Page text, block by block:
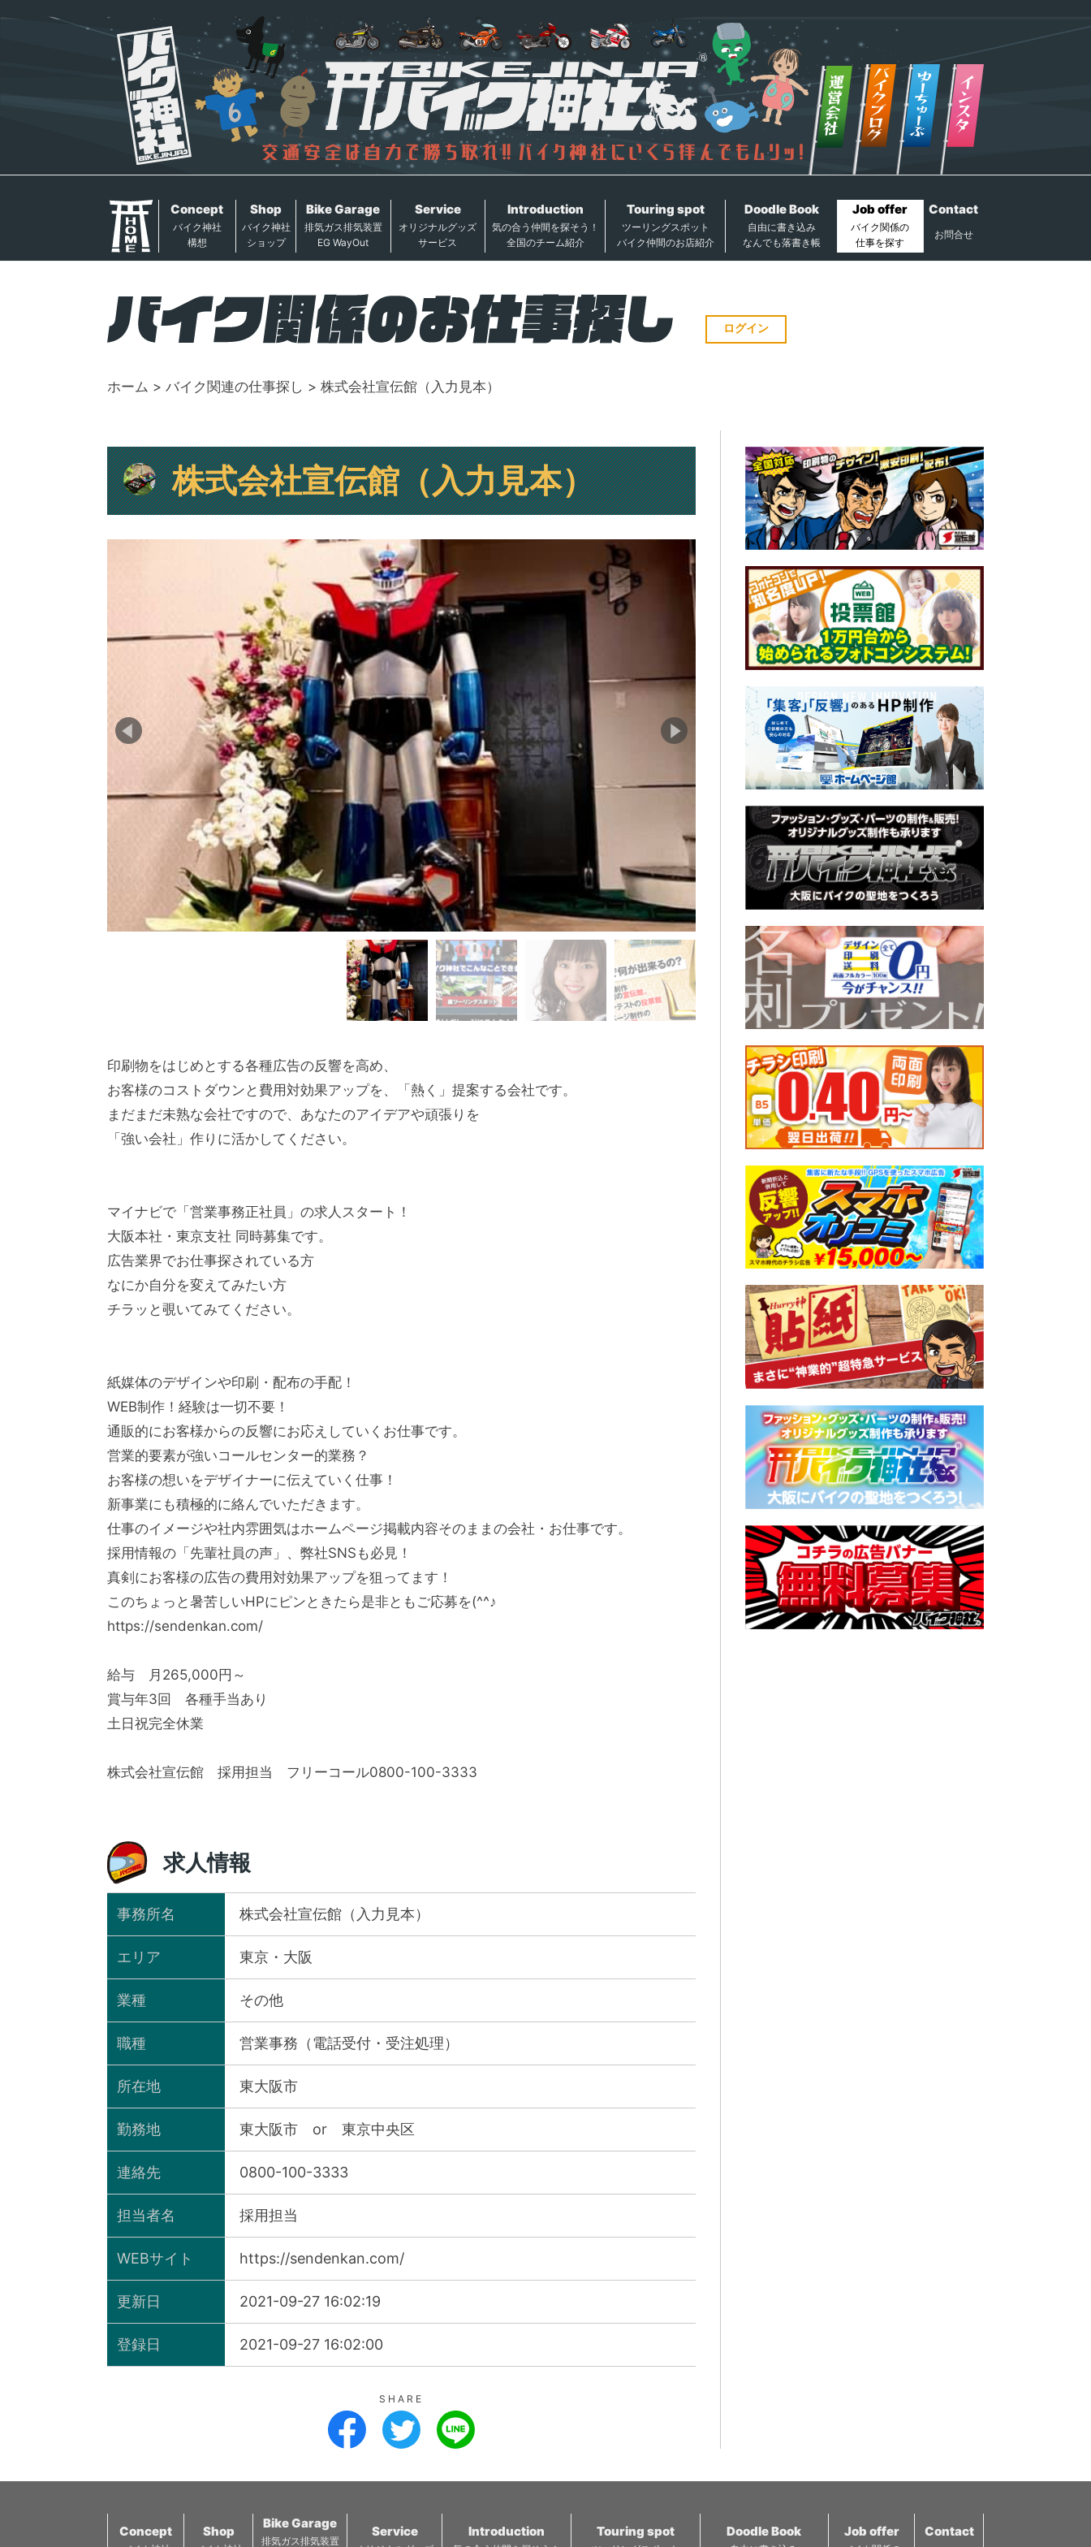
Concept
バイク神社
構想
Shop
バイク神社
ショップ
Bike Garage
排気ガス排気装置
EG WayOut
Service
オリジナルグッズ
サービス
Introduction
気の合う仲間を探そう！
全国のチーム紹介
Touring spot
ツーリングスポット
バイク仲間のお店紹介
Doodle Book
自由に書き込み
なんでも落書き帳
Job offer
バイク関係の
仕事を探す
Contact
お問合せ
ログイン
ホーム > バイク関連の仕事探し > 株式会社宣伝館（入力見本）
株式会社宣伝館（入力見本）
印刷物をはじめとする各種広告の反響を高め、
お客様のコストダウンと費用対効果アップを、「熱く」提案する会社です。
まだまだ未熟な会社ですので、あなたのアイデアや頑張りを
「強い会社」作りに活かしてください。
マイナビで「営業事務正社員」の求人スタート！
大阪本社・東京支社 同時募集です。
広告業界でお仕事探されている方
なにか自分を変えてみたい方
チラッと覗いてみてください。
紙媒体のデザインや印刷・配布の手配！
WEB制作！経験は一切不要！
通販的にお客様からの反響にお応えしていくお仕事です。
営業的要素が強いコールセンター的業務？
お客様の想いをデザイナーに伝えていく仕事！
新事業にも積極的に絡んでいただきます。
仕事のイメージや社内雰囲気はホームページ掲載内容そのままの会社・お仕事です。
採用情報の「先輩社員の声」、弊社SNSも必見！
真剣にお客様の広告の費用対効果アップを狙ってます！
このちょっと暑苦しいHPにピンときたら是非ともご応募を(^^♪
https://sendenkan.com/
給与 月265,000円～
賞与年3回 各種手当あり
土日祝完全休業
求人情報
事務所名 株式会社宣伝館（入力見本）
エリア 東京・大阪
業種 その他
職種 営業事務（電話受付・受注処理）
所在地 東大阪市
勤務地 東大阪市 or 東京中央区
連絡先 0800-100-3333
担当者名 採用担当
WEBサイト https://sendenkan.com/
更新日 2021-09-27 16:02:19
登録日 2021-09-27 16:02:00
SHARE
Concept Shop
Bike Garage
排気ガス排気装置
Service Introduction Touring spot Doodle Book Job offer Contact